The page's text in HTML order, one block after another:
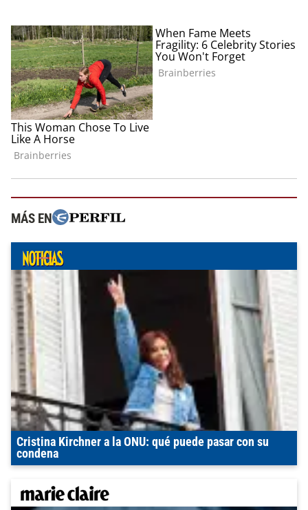
MÁS EN
Cristina Kirchner a la ONU: qué puede pasar con su
condena